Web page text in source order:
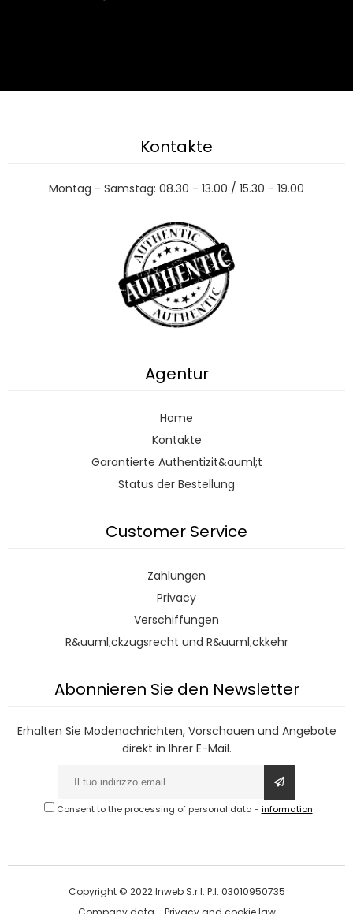
Kontakte
Montag - Samstag: 08.30 - 13.00 / 15.30 - 19.00
Agentur
Home
Kontakte
Garantierte Authentizit&auml;t
Status der Bestellung
Customer Service
Zahlungen
Privacy
Verschiffungen
R&uuml;ckzugsrecht und R&uuml;ckkehr
Abonnieren Sie den Newsletter
Erhalten Sie Modenachrichten, Vorschauen und Angebote
direkt in Ihrer E-Mail.
Consent to the processing of personal data - information
Copyright © 2022 Inweb S.r.l. P.I. 03010950735